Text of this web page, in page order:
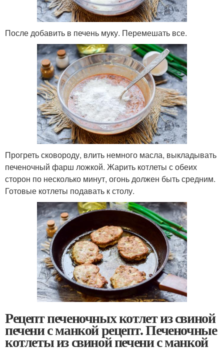
После добавить в печень муку. Перемешать все.
Прогреть сковороду, влить немного масла, выкладывать
печеночный фарш ложкой. Жарить котлеты с обеих
сторон по несколько минут, огонь должен быть средним.
Готовые котлеты подавать к столу.
Рецепт печеночных котлет из свиной
печени с манкой рецепт. Печеночные
котлеты из свиной печени с манкой